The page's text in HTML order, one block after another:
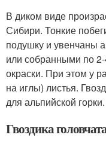
В диком виде
Сибири. Тонкие
подушку и увенчаны
или собранными по
окраски. При этом у
на иглы) листья.
для альпийской горки.
Гвоздика